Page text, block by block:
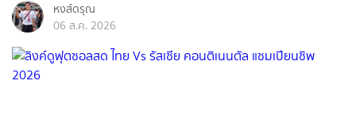
หงส์ดรุณ
06 ส.ค. 2026